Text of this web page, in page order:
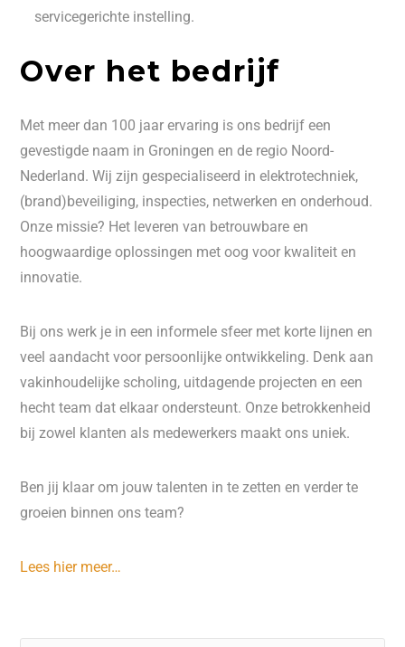
servicegerichte instelling.
Over het bedrijf
Met meer dan 100 jaar ervaring is ons bedrijf een
gevestigde naam in Groningen en de regio Noord-
Nederland. Wij zijn gespecialiseerd in elektrotechniek,
(brand)beveiliging, inspecties, netwerken en onderhoud.
Onze missie? Het leveren van betrouwbare en
hoogwaardige oplossingen met oog voor kwaliteit en
innovatie.
Bij ons werk je in een informele sfeer met korte lijnen en
veel aandacht voor persoonlijke ontwikkeling. Denk aan
vakinhoudelijke scholing, uitdagende projecten en een
hecht team dat elkaar ondersteunt. Onze betrokkenheid
bij zowel klanten als medewerkers maakt ons uniek.
Ben jij klaar om jouw talenten in te zetten en verder te
groeien binnen ons team?
Lees hier meer…